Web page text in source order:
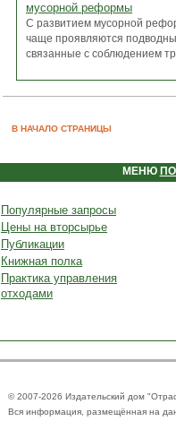
мусорной реформы
С развитием мусорной
чаще проявляются
связанные с соблюдением
В НАЧАЛО СТРАНИЦЫ
МЕНЮ
Популярные запросы
Цены на вторсырье
Публикации
Книжная полка
Практика управления
отходами
© 2007-2026 Издательский дом
Вся информация, размещённая на